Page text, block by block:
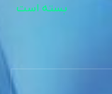
بسته است